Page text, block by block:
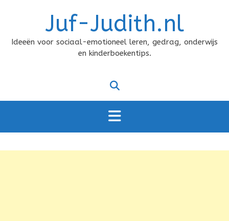
Juf-Judith.nl
Ideeën voor sociaal-emotioneel leren, gedrag, onderwijs
en kinderboekentips.